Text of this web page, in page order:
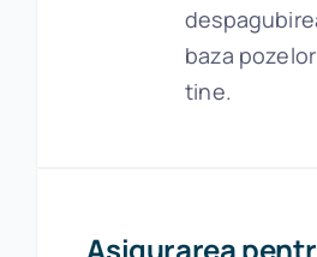
baza
tine.
Asigurarea